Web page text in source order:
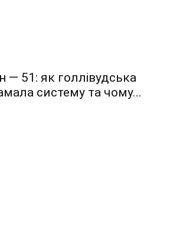
— 51: як голлівудська
систему та чому...